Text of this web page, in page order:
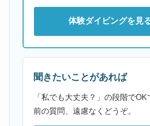
体験ダイビングを見
聞きたいことがあれば
「私でも大丈夫？」の段階で
前の質問、遠慮なくどうぞ。